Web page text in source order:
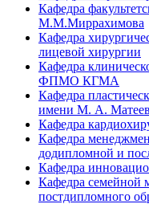
Кафедра
М.М.Миррахимова
Кафедра
лицевой хирургии
Кафедра
ФПМО КГМА
Кафедра
имени М. А.
Кафедра
Кафедра
додипломной и
Кафедра
Кафедра семейной
постдипломного